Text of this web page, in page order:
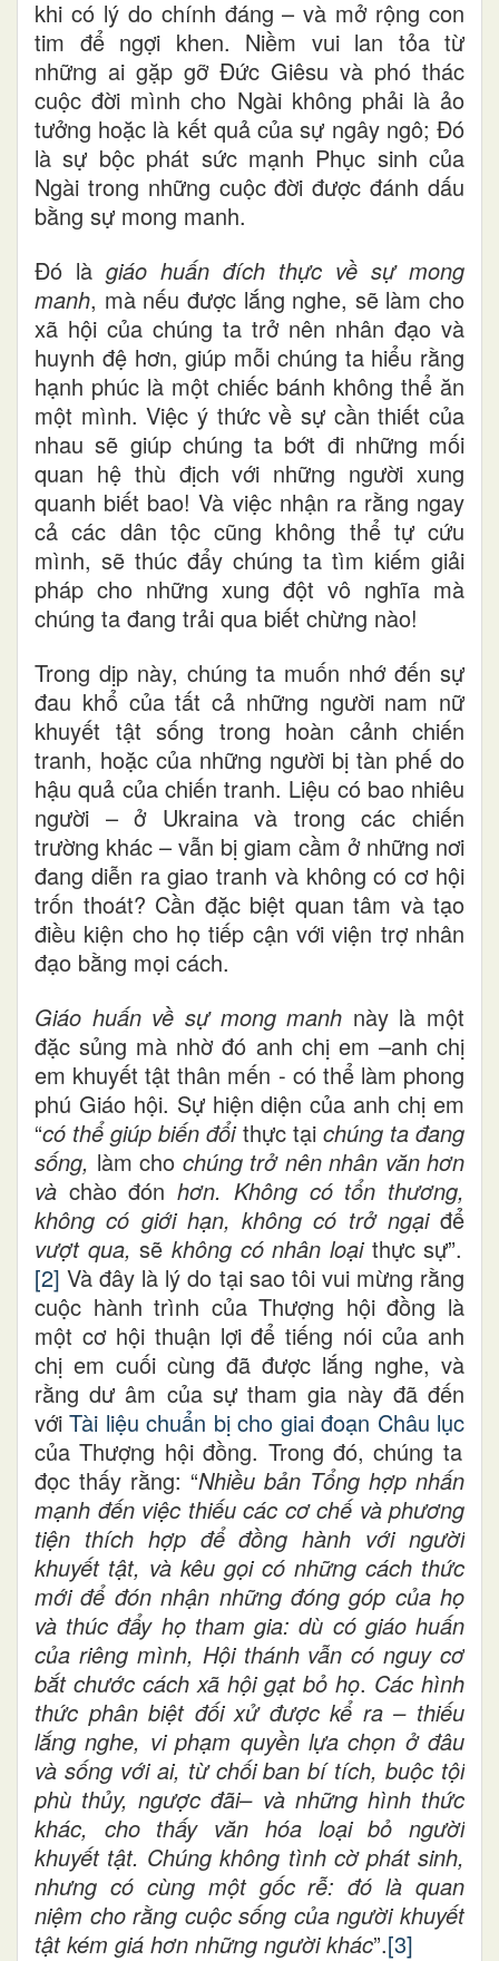
khi có lý do chính đáng – và mở rộng con
tim để ngợi khen. Niềm vui lan tỏa từ
những ai gặp gỡ Đức Giêsu và phó thác
cuộc đời mình cho Ngài không phải là ảo
tưởng hoặc là kết quảcủa sự ngây ngô; Đó
là sự bộc phát sức mạnh Phục sinh của
Ngài trong những cuộc đời được đánh dấu
bằng sự mong manh.
Đó là giáo huấn đích thực về sự mong
manh, mà nếu được lắng nghe, sẽ làm cho
xã hội của chúng ta trở nên nhân đạo và
huynh đệ hơn, giúp mỗi chúng ta hiểu rằng
hạnh phúc là một chiếc bánh không thể ăn
một mình. Việc ý thức về sự cần thiết của
nhau sẽ giúp chúng ta bớt đi những mối
quan hệ thù địch với những người xung
quanh biết bao! Và việc nhận ra rằng ngay
cả các dân tộc cũng không thể tự cứu
mình, sẽ thúc đẩy chúng ta tìm kiếm giải
pháp cho những xung đột vô nghĩa mà
chúng ta đang trải qua biết chừng nào!
Trong dịp này, chúng ta muốn nhớ đến sự
đau khổ của tất cả những ngườinam nữ
khuyết tật sống trong hoàn cảnh chiến
tranh, hoặc của những người bị tàn phế do
hậu quả của chiến tranh. Liệu có bao nhiêu
người – ở Ukraina và trong các chiến
trường khác – vẫn bị giam cầm ở những nơi
đang diễn ra giao tranh và không có cơ hội
trốn thoát? Cần đặc biệt quan tâm và tạo
điều kiện chohọ tiếp cận với viện trợ nhân
đạo bằng mọi cách.
Giáo huấn về sự mong manh này là một
đặc sủng mà nhờ đó anh chị em –anh chị
em khuyết tật thân mến - có thể làm phong
phú Giáo hội. Sự hiện diện của anh chị em
“có thể giúp biến đổithực tại chúng ta đang
sống, làm cho chúng trở nên nhân văn hơn
và chào đónhơn. Không có tổn thương,
không có giới hạn, không có trở ngại để
vượt qua,sẽ không có nhân loại thực sự”.
[2] Và đây là lý do tại sao tôi vui mừng rằng
cuộc hành trình của Thượng hội đồng là
một cơ hội thuận lợi để tiếng nói của anh
chị em cuối cùng đã được lắng nghe, và
rằng dư âm của sự tham gia này đã đến
vớiTài liệu chuẩn bị cho giai đoạn Châu lục
của Thượng hội đồng. Trong đó, chúng ta
đọc thấy rằng: “Nhiều bản Tổng hợp nhấn
mạnh đến việc thiếu các cơ chế và phương
tiện thích hợp để đồng hành với người
khuyết tật, và kêu gọi có những cách thức
mới để đón nhận những đóng góp của họ
và thúc đẩy họ tham gia: dù có giáo huấn
của riêng mình, Hội thánh vẫn có nguy cơ
bắt chước cách xã hội gạt bỏ họ. Các hình
thức phân biệt đối xử được kể ra – thiếu
lắng nghe, vi phạm quyền lựa chọn ở đâu
và sống với ai, từ chối ban bí tích, buộc tội
phù thủy, ngược đãi– và những hình thức
khác, cho thấy văn hóa loại bỏ người
khuyết tật. Chúng không tình cờ phát sinh,
nhưng có cùng một gốc rễ: đó là quan
niệm cho rằng cuộc sống của người khuyết
tật kém giá hơn những người khác”.[3]